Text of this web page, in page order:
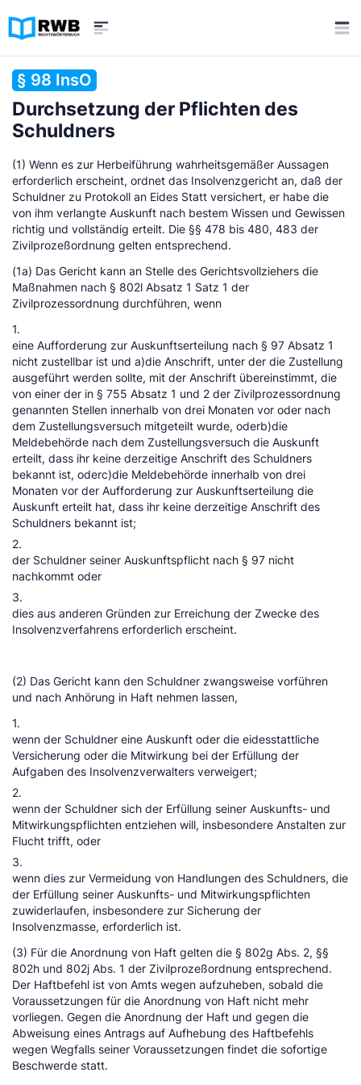
§ 98 InsO
Durchsetzung der Pflichten des
Schuldners
(1) Wenn es zur Herbeiführung wahrheitsgemäßer Aussagen
erforderlich erscheint, ordnet das Insolvenzgericht an, daß der
Schuldner zu Protokoll an Eides Statt versichert, er habe die
von ihm verlangte Auskunft nach bestem Wissen und Gewissen
richtig und vollständig erteilt. Die §§ 478 bis 480, 483 der
Zivilprozeßordnung gelten entsprechend.
(1a) Das Gericht kann an Stelle des Gerichtsvollziehers die
Maßnahmen nach § 802l Absatz 1 Satz 1 der
Zivilprozessordnung durchführen, wenn
1.
eine Aufforderung zur Auskunftserteilung nach § 97 Absatz 1
nicht zustellbar ist und a)die Anschrift, unter der die Zustellung
ausgeführt werden sollte, mit der Anschrift übereinstimmt, die
von einer der in § 755 Absatz 1 und 2 der Zivilprozessordnung
genannten Stellen innerhalb von drei Monaten vor oder nach
dem Zustellungsversuch mitgeteilt wurde, oderb)die
Meldebehörde nach dem Zustellungsversuch die Auskunft
erteilt, dass ihr keine derzeitige Anschrift des Schuldners
bekannt ist, oderc)die Meldebehörde innerhalb von drei
Monaten vor der Aufforderung zur Auskunftserteilung die
Auskunft erteilt hat, dass ihr keine derzeitige Anschrift des
Schuldners bekannt ist;
2.
der Schuldner seiner Auskunftspflicht nach § 97 nicht
nachkommt oder
3.
dies aus anderen Gründen zur Erreichung der Zwecke des
Insolvenzverfahrens erforderlich erscheint.
(2) Das Gericht kann den Schuldner zwangsweise vorführen
und nach Anhörung in Haft nehmen lassen,
1.
wenn der Schuldner eine Auskunft oder die eidesstattliche
Versicherung oder die Mitwirkung bei der Erfüllung der
Aufgaben des Insolvenzverwalters verweigert;
2.
wenn der Schuldner sich der Erfüllung seiner Auskunfts- und
Mitwirkungspflichten entziehen will, insbesondere Anstalten zur
Flucht trifft, oder
3.
wenn dies zur Vermeidung von Handlungen des Schuldners, die
der Erfüllung seiner Auskunfts- und Mitwirkungspflichten
zuwiderlaufen, insbesondere zur Sicherung der
Insolvenzmasse, erforderlich ist.
(3) Für die Anordnung von Haft gelten die § 802g Abs. 2, §§
802h und 802j Abs. 1 der Zivilprozeßordnung entsprechend.
Der Haftbefehl ist von Amts wegen aufzuheben, sobald die
Voraussetzungen für die Anordnung von Haft nicht mehr
vorliegen. Gegen die Anordnung der Haft und gegen die
Abweisung eines Antrags auf Aufhebung des Haftbefehls
wegen Wegfalls seiner Voraussetzungen findet die sofortige
Beschwerde statt.